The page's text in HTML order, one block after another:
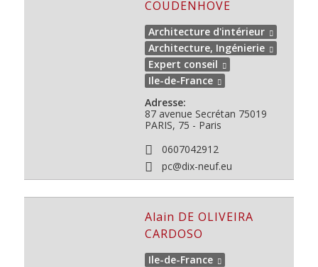
COUDENHOVE
Architecture d'intérieur
Architecture, Ingénierie
Expert conseil
Ile-de-France
Adresse:
87 avenue Secrétan 75019
PARIS, 75 - Paris
0607042912
pc@dix-neuf.eu
Alain DE OLIVEIRA
CARDOSO
Ile-de-France